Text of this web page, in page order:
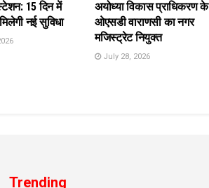
15 दिन में
नई सुविधा
अयोध्या विकास प्राधिकरण के
ओएसडी वाराणसी का नगर
मजिस्ट्रेट नियुक्त
July 28, 2026
Trending